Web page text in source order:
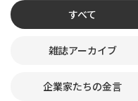
すべて
雑誌アーカイブ
企業家たちの金言